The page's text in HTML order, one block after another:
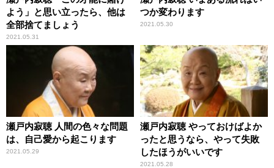
よう」と思い立ったら、他は
全部捨てましょう
2021.05.31
つか変わります
2021.05.30
瀬戸内寂聴 人間の色々な問題
は、自己愛から起こります
2021.05.29
瀬戸内寂聴 やっておけばよか
ったと思うなら、やって失敗
したほうがいいです
2021.05.28